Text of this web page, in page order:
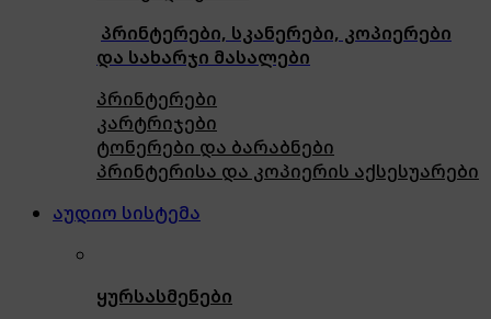
პრინტერები, სკანერები, კოპიერები
და სახარჯი მასალები
პრინტერები
კარტრიჯები
ტონერები და ბარაბნები
პრინტერისა და კოპიერის აქსესუარები
აუდიო სისტემა
ყურსასმენები